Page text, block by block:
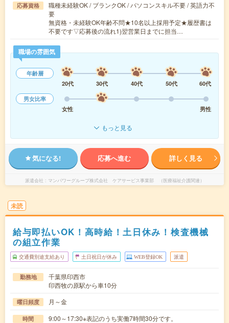
応募資格
職種未経験OK / ブランクOK / パソコンスキル不要 / 英語力不
要
無資格・未経験OK年齢不問★10名以上採用予定★履歴書は
不要です▽応募後の流れ1)翌営業日までに担当…
職場の雰囲気
年齢層
20代
30代 40代 50代
60代
男女比率
女性
男性
もっと見る
気になる! 応募へ進む 詳しく見る
派遣会社 マンパワーグループ株式会社 ケアサービス事業部 （医療福祉介護関連）
未読
給与即払いOK！高時給！土日休み！検査機械
の組立作業
交通費別途支給あり 土日祝日が休み WEB登録OK 派遣
勤務地
千葉県印西市
印西牧の原駅から車10分
曜日頻度 月～金
時間 9:00～17:30※表記のうち実働7時間30分です。